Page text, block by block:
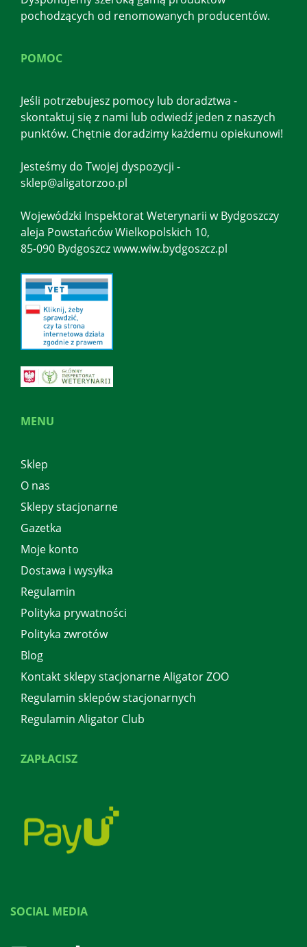
pochodzących od renomowanych producentów.
MENU
Sklep
O nas
Sklepy stacjonarne
Gazetka
Moje konto
Dostawa i wysyłka
Regulamin
Polityka prywatności
Polityka zwrotów
Blog
Kontakt sklepy stacjonarne Aligator ZOO
Regulamin sklepów stacjonarnych
Regulamin Aligator Club
ZAPŁACISZ
POMOC
Jeśli potrzebujesz pomocy lub doradztwa -
skontaktuj się z nami lub odwiedź jeden z naszych
punktów. Chętnie doradzimy każdemu opiekunowi!
Jesteśmy do Twojej dyspozycji -
sklep@aligatorzoo.pl
Wojewódzki Inspektorat Weterynarii w Bydgoszczy
aleja Powstańców Wielkopolskich 10,
85-090 Bydgoszcz www.wiw.bydgoszcz.pl
SOCIAL MEDIA